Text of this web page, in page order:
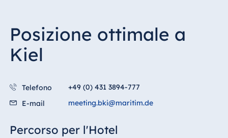
Posizione ottimale a
Kiel
Telefono
+49 (0) 431 3894-777
E-mail
meeting.bki@maritim.de
Percorso per l'Hotel